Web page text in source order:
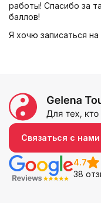
работы! Спасибо за
баллов!
Я хочю записаться
Связаться с нами
4.7
38